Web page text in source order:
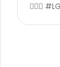
🏳️‍🌈✨